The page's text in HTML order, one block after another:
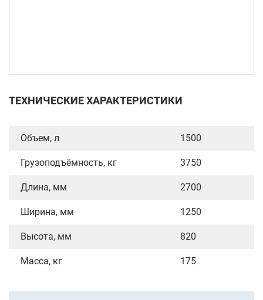
ТЕХНИЧЕСКИЕ ХАРАКТЕРИСТИКИ
Объем, л 1500
Грузоподъёмность, кг 3750
Длина, мм 2700
Ширина, мм 1250
Высота, мм 820
Масса, кг 175